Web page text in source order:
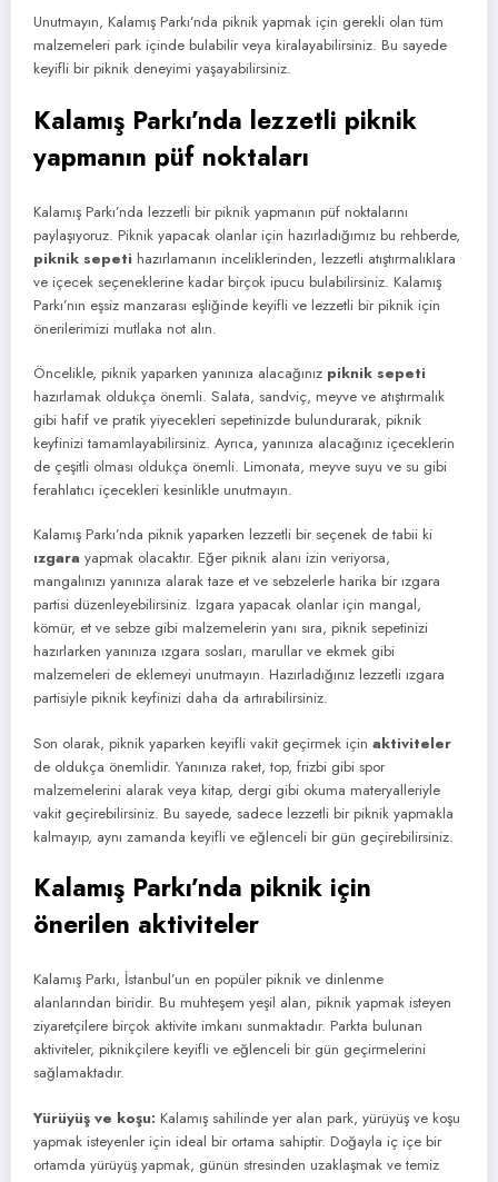
Unutmayın, Kalamış Parkı’nda piknik yapmak için gerekli olan tüm
malzemeleri park içinde bulabilir veya kiralayabilirsiniz. Bu sayede
keyifli bir piknik deneyimi yaşayabilirsiniz.
Kalamış Parkı’nda lezzetli piknik
yapmanın püf noktaları
Kalamış Parkı’nda lezzetli bir piknik yapmanın püf noktalarını
paylaşıyoruz. Piknik yapacak olanlar için hazırladığımız bu rehberde,
piknik sepeti hazırlamanın inceliklerinden, lezzetli atıştırmalıklara
ve içecek seçeneklerine kadar birçok ipucu bulabilirsiniz. Kalamış
Parkı’nın eşsiz manzarası eşliğinde keyifli ve lezzetli bir piknik için
önerilerimizi mutlaka not alın.
Öncelikle, piknik yaparken yanınıza alacağınız piknik sepeti
hazırlamak oldukça önemli. Salata, sandviç, meyve ve atıştırmalık
gibi hafif ve pratik yiyecekleri sepetinizde bulundurarak, piknik
keyfinizi tamamlayabilirsiniz. Ayrıca, yanınıza alacağınız içeceklerin
de çeşitli olması oldukça önemli. Limonata, meyve suyu ve su gibi
ferahlatıcı içecekleri kesinlikle unutmayın.
Kalamış Parkı’nda piknik yaparken lezzetli bir seçenek de tabii ki
ızgara yapmak olacaktır. Eğer piknik alanı izin veriyorsa,
mangalınızı yanınıza alarak taze et ve sebzelerle harika bir ızgara
partisi düzenleyebilirsiniz. Izgara yapacak olanlar için mangal,
kömür, et ve sebze gibi malzemelerin yanı sıra, piknik sepetinizi
hazırlarken yanınıza ızgara sosları, marullar ve ekmek gibi
malzemeleri de eklemeyi unutmayın. Hazırladığınız lezzetli ızgara
partisiyle piknik keyfinizi daha da artırabilirsiniz.
Son olarak, piknik yaparken keyifli vakit geçirmek için aktiviteler
de oldukça önemlidir. Yanınıza raket, top, frizbi gibi spor
malzemelerini alarak veya kitap, dergi gibi okuma materyalleriyle
vakit geçirebilirsiniz. Bu sayede, sadece lezzetli bir piknik yapmakla
kalmayıp, aynı zamanda keyifli ve eğlenceli bir gün geçirebilirsiniz.
Kalamış Parkı’nda piknik için
önerilen aktiviteler
Kalamış Parkı, İstanbul’un en popüler piknik ve dinlenme
alanlarından biridir. Bu muhteşem yeşil alan, piknik yapmak isteyen
ziyaretçilere birçok aktivite imkanı sunmaktadır. Parkta bulunan
aktiviteler, piknikçilere keyifli ve eğlenceli bir gün geçirmelerini
sağlamaktadır.
Yürüyüş ve koşu: Kalamış sahilinde yer alan park, yürüyüş ve koşu
yapmak isteyenler için ideal bir ortama sahiptir. Doğayla iç içe bir
ortamda yürüyüş yapmak, günün stresinden uzaklaşmak ve temiz